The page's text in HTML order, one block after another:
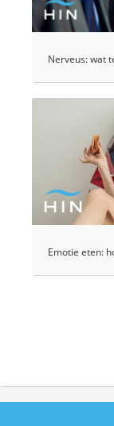
Nerveus: wat
Emotie eten: